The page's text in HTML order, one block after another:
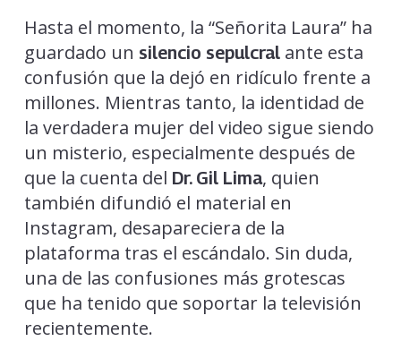
Hasta el momento, la “Señorita Laura” ha
guardado un silencio sepulcralante esta
confusión que la dejó en ridículo frente a
millones. Mientras tanto, la identidad de
la verdadera mujer del video sigue siendo
un misterio, especialmente después de
que la cuenta del Dr. Gil Lima, quien
también difundió el material en
Instagram, desapareciera de la
plataforma tras el escándalo. Sin duda,
una de las confusiones más grotescas
que ha tenido que soportar la televisión
recientemente.